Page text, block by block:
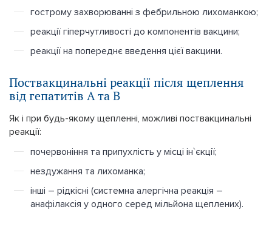
гострому захворюванні з фебрильною лихоманкою;
реакції гіперчутливості до компонентів вакцини;
реакції на попереднє введення цієї вакцини.
Поствакцинальні реакції після щеплення
від гепатитів А та В
Як і при будь-якому щепленні, можливі поствакцинальні
реакції:
почервоніння та припухлість у місці ін`єкції;
нездужання та лихоманка;
інші – рідкісні (системна алергічна реакція –
анафілаксія у одного серед мільйона щеплених).